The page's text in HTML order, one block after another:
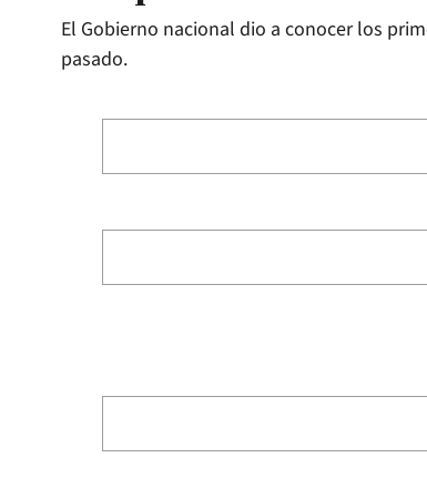
El Gobierno nacional dio a conocer los
pasado.